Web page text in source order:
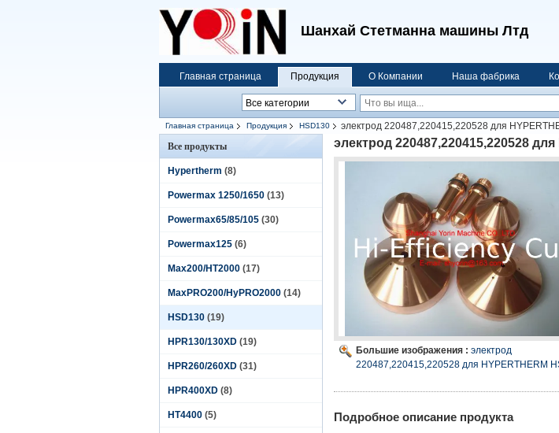
Шанхай Стетманна машины Лтд
Главная страница Продукция О Компании Наша фабрика
Главная страница Продукция HSD130
электрод 220487,220415,220528 для
Все продукты
Hypertherm (8)
Powermax 1250/1650 (13)
Powermax65/85/105 (30)
Powermax125 (6)
Max200/HT2000 (17)
MaxPRO200/HyPRO2000 (14)
HSD130 (19)
HPR130/130XD (19)
HPR260/260XD (31)
HPR400XD (8)
HT4400 (5)
электрод 220487,220415,220528
Большие изображения : электрод
220487,220415,220528 для HYPERTHERM
Подробное описание продукта